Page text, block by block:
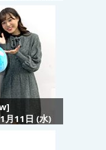
月11日 (水)